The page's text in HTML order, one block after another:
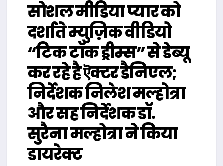
सोशल मीडिया प्यार को
दर्शाते म्युज़िक वीडियो
“टिक टॉक ड्रीम्स” से डेब्यू
कर रहे है ऎक्टर डैनिएल;
निर्देशक निलेश मल्होत्रा
और सह निर्देशक डॉ.
सुरैना मल्होत्रा ने किया
डायरेक्ट